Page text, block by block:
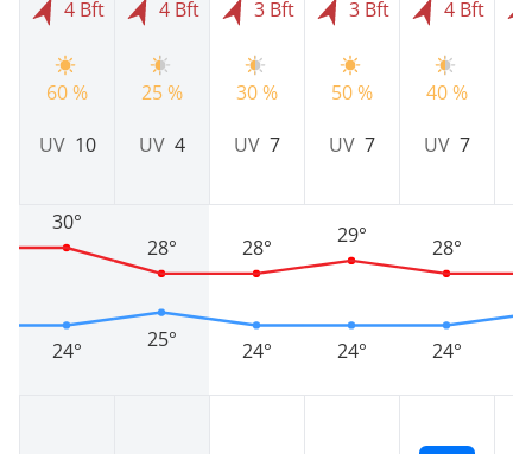
4 Bft
60 %
UV 10
24°
30°
4 Bft
25 %
UV 4
25°
28°
3 Bft
30 %
UV 7
24°
28°
3 Bft
50 %
UV 7
24°
29°
4 Bft
40 %
UV 7
24°
28°